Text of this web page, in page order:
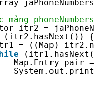
phoneNumbers
itr2 =
(itr2.hasNext()) {
= ((Map)
Map.Entry pair